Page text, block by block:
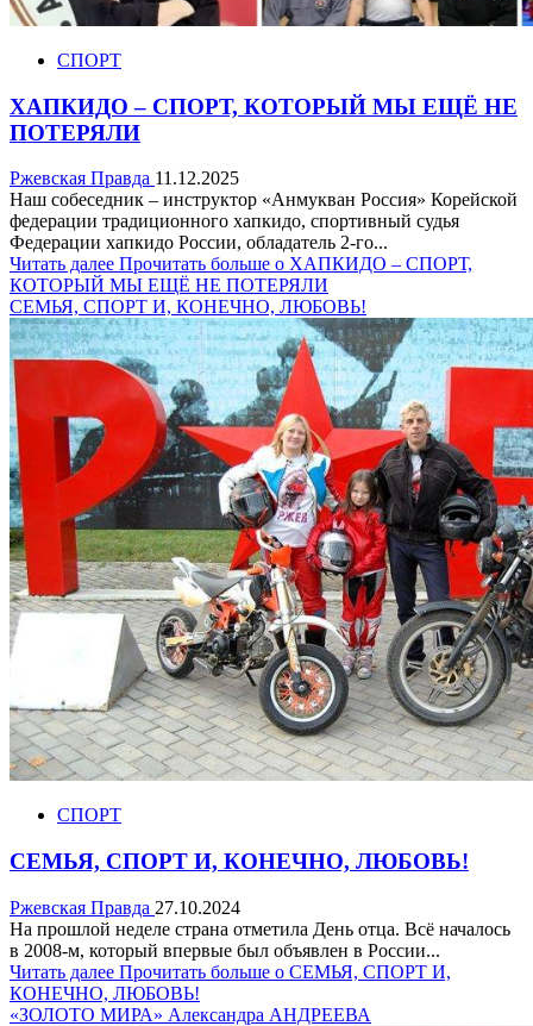
СПОРТ
ХАПКИДО – СПОРТ, КОТОРЫЙ МЫ ЕЩЁ НЕ
ПОТЕРЯЛИ
Ржевская Правда 11.12.2025
Наш собеседник – инструктор «Анмукван Россия» Корейской
федерации традиционного хапкидо, спортивный судья
Федерации хапкидо России, обладатель 2-го...
Читать далее Прочитать больше о ХАПКИДО – СПОРТ,
КОТОРЫЙ МЫ ЕЩЁ НЕ ПОТЕРЯЛИ
СЕМЬЯ, СПОРТ И, КОНЕЧНО, ЛЮБОВЬ!
СПОРТ
СЕМЬЯ, СПОРТ И, КОНЕЧНО, ЛЮБОВЬ!
Ржевская Правда 27.10.2024
На прошлой неделе страна отметила День отца. Всё началось
в 2008-м, который впервые был объявлен в России...
Читать далее Прочитать больше о СЕМЬЯ, СПОРТ И,
КОНЕЧНО, ЛЮБОВЬ!
«ЗОЛОТО МИРА» Александра АНДРЕЕВА